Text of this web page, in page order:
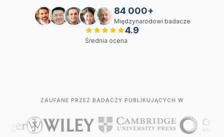
84 000+
Międzynarodowi badacze
4.9
Średnia ocena
ZAUFANE PRZEZ BADACZY PUBLIKUJĄCYCH W